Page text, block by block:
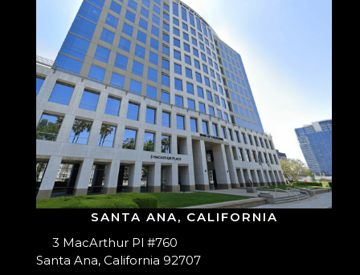
SANTA ANA, CALIFORNIA
3 MacArthur Pl #760
Santa Ana, California 92707